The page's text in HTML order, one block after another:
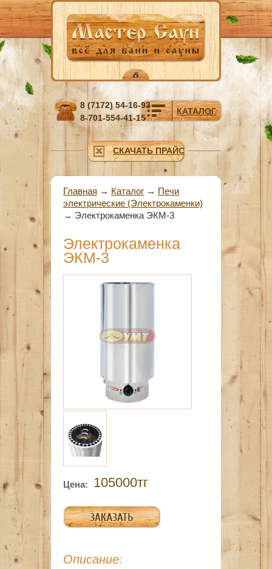
Перейти к основному содержанию
КАТАЛОГ
8 (7172) 54-16-93
8-701-554-41-15
СКАЧАТЬ ПРАЙС
Вы здесь
Главная → Каталог → Печи
электрические (Электрокаменки)
→ Электрокаменка ЭКМ-3
Электрокаменка
ЭКМ-3
Цена: 105000тг
Описание: